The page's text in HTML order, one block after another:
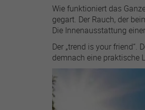
Wie funktioniert das
gegart. Der Rauch, der
Die Innenausstattung
Der „trend is your
demnach eine praktische